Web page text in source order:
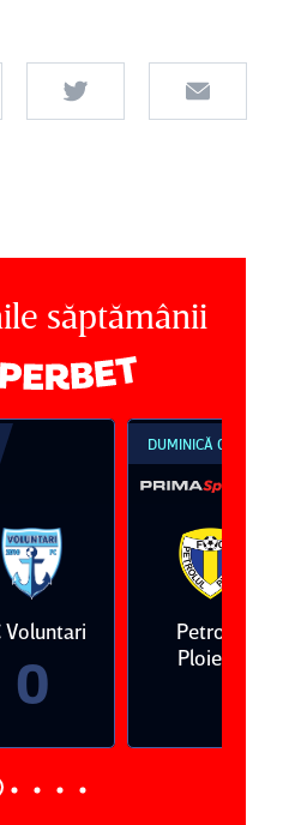
săptămânii
Voluntari
0
DUMINICĂ 09 AUG,
Petrolul
Ploieşti